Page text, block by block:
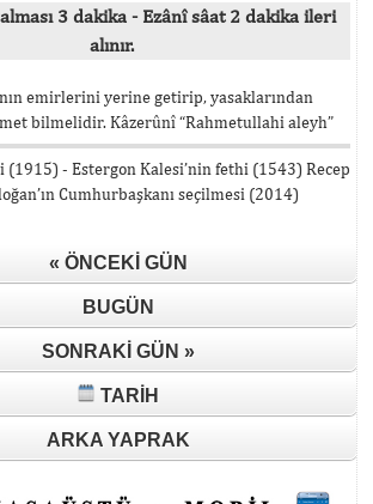
3 dakika - Ezânî sâat 2 dakika ileri
alınır.
emirlerini yerine getirip, yasaklarından
bilmelidir. Kâzerûnî “Rahmetullahi aleyh”
- Estergon Kalesi’nin fethi (1543) Recep
Cumhurbaşkanı seçilmesi (2014)
« ÖNCEKI GÜN
BUGÜN
SONRAKI GÜN »
TARIH
ARKA YAPRAK